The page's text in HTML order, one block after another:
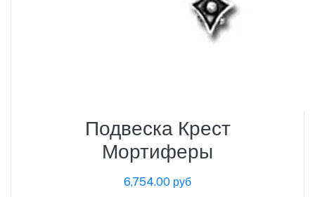
Подвеска Крест
Мортиферы
6,754.00 руб